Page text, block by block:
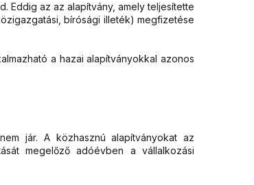
Eddig az az alapítvány, amely teljesítette
bírósági illeték) megfizetése
a hazai alapítványokkal azonos
jár. A közhasznú alapítványokat az
megelőző adóévben a vállalkozási